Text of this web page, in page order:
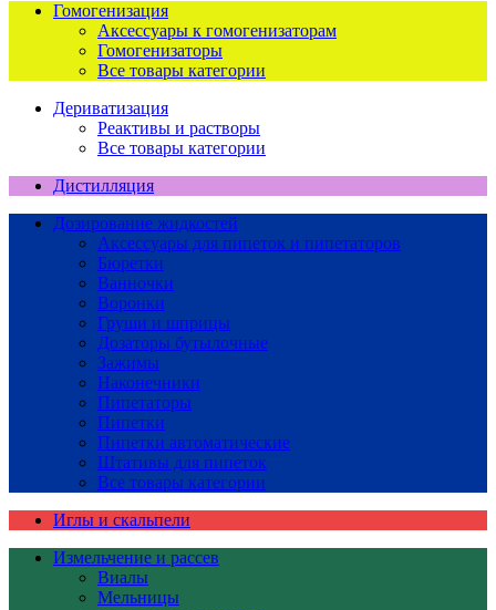
Гомогенизация
Аксессуары к гомогенизаторам
Гомогенизаторы
Все товары категории
Дериватизация
Реактивы и растворы
Все товары категории
Дистилляция
Дозирование жидкостей
Аксессуары для пипеток и пипетаторов
Бюретки
Ванночки
Воронки
Груши и шприцы
Дозаторы бутылочные
Зажимы
Наконечники
Пипетаторы
Пипетки
Пипетки автоматические
Штативы для пипеток
Все товары категории
Иглы и скальпели
Измельчение и рассев
Виалы
Мельницы